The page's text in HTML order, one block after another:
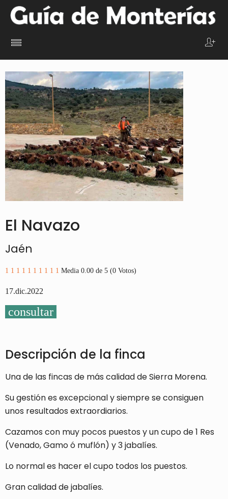
El Navazo
Jaén
1 1 1 1 1 1 1 1 1 1 Media 0.00 de 5 (0 Votos)
17.dic.2022
consultar
Descripción de la finca
Una de las fincas de más calidad de Sierra Morena.
Su gestión es excepcional y siempre se consiguen
unos resultados extraordiarios.
Cazamos con muy pocos puestos y un cupo de 1 Res
(Venado, Gamo ó muflón) y 3 jabalíes.
Lo normal es hacer el cupo todos los puestos.
Gran calidad de jabalíes.